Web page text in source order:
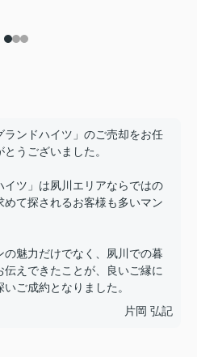
ランドハイツ」のご売却をお任
うございました。
イツ」は夙川エリアならではの
めて探されるお客様も多いマン
の魅力だけでなく、夙川での暮
伝えできたことが、良いご縁に
ご成約となりました。
片岡 弘記